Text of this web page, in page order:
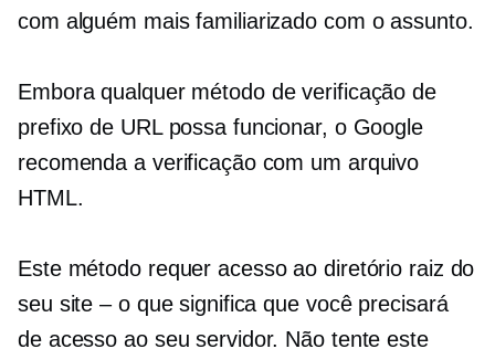
com alguém mais familiarizado com o assunto.
Embora qualquer método de verificação de
prefixo de URL possa funcionar, o Google
recomenda a verificação com um arquivo
HTML.
Este método requer acesso ao diretório raiz do
seu site – o que significa que você precisará
de acesso ao seu servidor. Não tente este